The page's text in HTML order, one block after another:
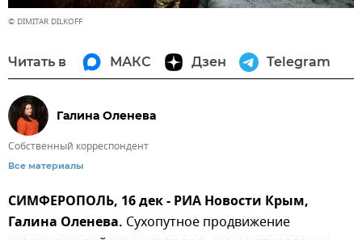
© DIMITAR DILKOFF
Читать в МАКС Дзен Telegram
Галина Оленева
Собственный корреспондент
Все материалы
СИМФЕРОПОЛЬ, 16 дек - РИА Новости Крым,
Галина Оленева. Сухопутное продвижение